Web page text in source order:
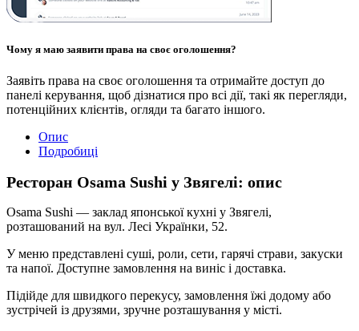
Чому я маю заявити права на своє оголошення?
Заявіть права на своє оголошення та отримайте доступ до
панелі керування, щоб дізнатися про всі дії, такі як перегляди,
потенційних клієнтів, огляди та багато іншого.
Опис
Подробиці
Ресторан Osama Sushi у Звягелі: опис
Osama Sushi — заклад японської кухні у Звягелі,
розташований на вул. Лесі Українки, 52.
У меню представлені суші, роли, сети, гарячі страви, закуски
та напої. Доступне замовлення на виніс і доставка.
Підійде для швидкого перекусу, замовлення їжі додому або
зустрічей із друзями, зручне розташування у місті.